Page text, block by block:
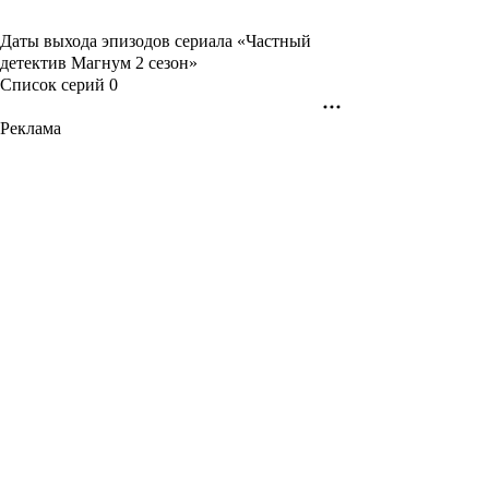
Даты выхода эпизодов сериала «Частный
детектив Магнум 2 сезон»
Список серий 0
Реклама